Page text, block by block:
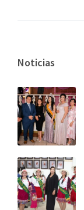
Noticias